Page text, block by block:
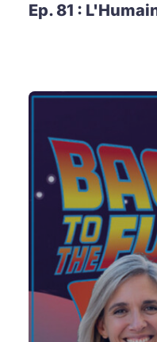
Ep. 81 :